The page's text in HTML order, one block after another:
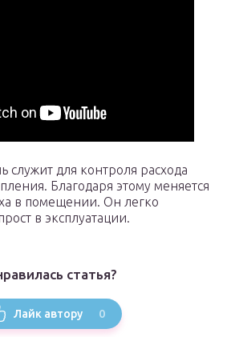
служит для контроля расхода
Благодаря этому меняется
в помещении. Он легко
в эксплуатации.
статья?
Лайк автору 0